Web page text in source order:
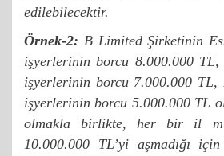
edilebilecektir.
Örnek-2: B Limited Şirketinin
işyerlerinin borcu 8.000.000
işyerlerinin borcu 7.000.000
işyerlerinin borcu 5.000.000 TL
olmakla birlikte, her bir il
10.000.000 TL’yi aşmadığı